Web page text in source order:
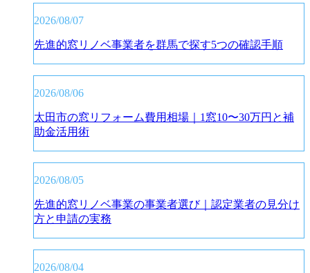
2026/08/07
先進的窓リノベ事業者を群馬で探す5つの確認手順
2026/08/06
太田市の窓リフォーム費用相場｜1窓10〜30万円と補
助金活用術
2026/08/05
先進的窓リノベ事業の事業者選び｜認定業者の見分け
方と申請の実務
2026/08/04